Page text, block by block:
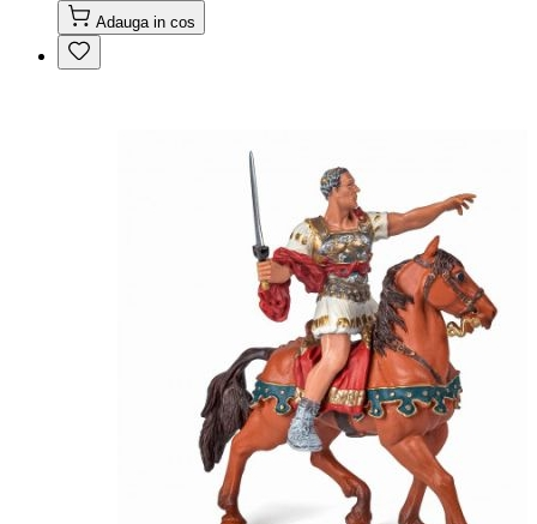
Adauga in cos